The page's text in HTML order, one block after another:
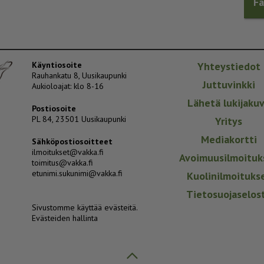
Käyntiosoite
Rauhankatu 8, Uusikaupunki
Aukioloajat: klo 8-16
Postiosoite
PL 84, 23501 Uusikaupunki
Sähköpostiosoitteet
ilmoitukset@vakka.fi
toimitus@vakka.fi
etunimi.sukunimi@vakka.fi
Sivustomme käyttää evästeitä.
Evästeiden hallinta
Yhteystiedot
Juttuvinkki
Lähetä
Yritys
Mediakortti